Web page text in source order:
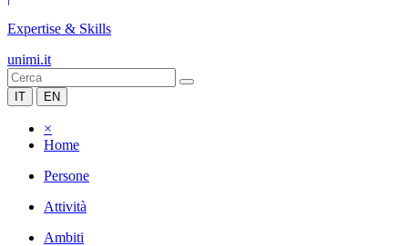
Expertise & Skills
unimi.it
IT EN
×
Home
Persone
Attività
Ambiti